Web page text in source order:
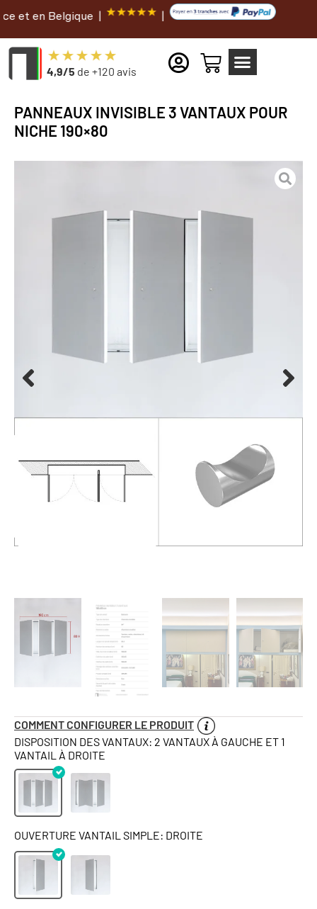
| |
4,9/5 de +120 avis
PANNEAUX INVISIBLE 3 VANTAUX POUR
NICHE 190×80
COMMENT CONFIGURER LE PRODUIT
DISPOSITION DES VANTAUX: 2 VANTAUX À GAUCHE ET 1
VANTAIL À DROITE
OUVERTURE VANTAIL SIMPLE: DROITE